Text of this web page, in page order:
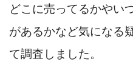
どこに売ってるかやい
があるかなど気になる
て調査しました。